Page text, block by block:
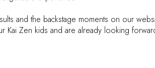
and the backstage moments on our
Kai Zen kids and are already looking